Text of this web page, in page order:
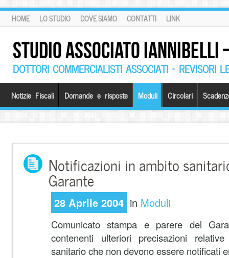
HOME LO STUDIO DOVE SIAMO CONTATTI LINK
STUDIO ASSOCIATO
DOTTORI COMMERCIALISTI ASSOCIATI – REVISORI
Notizie Fiscali Domande e risposte Moduli Circolari
Notificazioni in ambito
Garante
28 Aprile 2004 in Moduli
Comunicato stampa e parere del
contenenti ulteriori precisazioni
sanitario che non devono essere notificati